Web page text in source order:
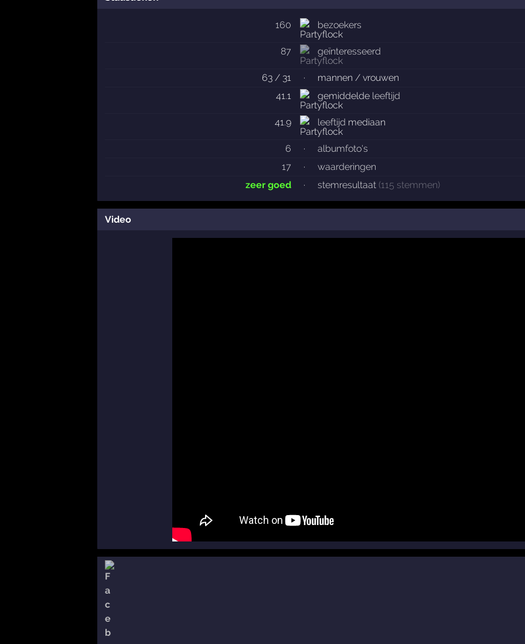
160 bezoekers
87 geïnteresseerd
63 / 31 ·
mannen / vrouwen
41.1
gemiddelde leeftijd
41.9 leeftijd mediaan
6 ·
albumfoto's
17
·
waarderingen
zeer goed
· stemresultaat (115 stemmen)
Video